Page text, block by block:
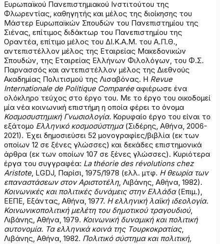
Ευρωπαϊκού Πανεπιστημιακού Ινστιτούτου της
Φλωρεντίας, καθηγητής και μέλος της διοίκησης του
Μάστερ Ευρωπαϊκών Σπουδών του Πανεπιστημίου της
Σιένας, επίτιμος διδάκτωρ του Πανεπιστημίου της
Οραντέα, επίτιμο μέλος του ΔΙ.Κ.Α.Μ. του Α.Π.Θ.,
αντεπιστέλλον μέλος της Εταιρείας Μακεδονικών
Σπουδών, της Εταιρείας Ελλήνων Φιλολόγων, του Φ.Σ.
Παρνασσός και αντεπιστέλλον μέλος της Διεθνούς
Ακαδημίας Πολιτισμού της Λισαβόνας. Η Revue
Internationale de Politique Comparéeαφιέρωσε ένα
ολόκληρο τεύχος στο έργο του. Με το έργο του οικοδομεί
μία νέα κοινωνική επιστήμη η οποία φέρει το όνομα
Κοσμοσυστημική Γνωσιολογία. Κορυφαίο έργο του είναι το
εξάτομο Ελληνικό κοσμοσύστημα (Σιδέρης, Αθήνα, 2006-
2021). Έχει δημοσιεύσει 52 μονογραφίες/βιβλία (εκ των
οποίων 12 σε ξένες γλώσσες) και δεκάδες επιστημονικά
άρθρα (εκ των οποίων 107 σε ξένες γλώσσες). Κυριότερα
έργα του συγγραφέα: La théorie des révolutions chez
Aristote, LGDJ, Παρίσι, 1975/1978 (ελλ. μτφ. Η θεωρία των
επαναστάσεων στον Αριστοτέλη, Λιβάνης, Αθήνα, 1982).
Κοινωνικές και πολιτικές δυνάμεις στην Ελλάδα(Επιμ.),
ΕΕΠΕ, Εξάντας, Αθήνα, 1977. Η ελληνική λαϊκή ιδεολογία.
Κοινωνικοπολιτική μελέτη του δημοτικού τραγουδιού,
Λιβάνης, Αθήνα, 1979. Κοινωνική δυναμική και πολιτική
αυτονομία. Τα ελληνικά κοινά της Τουρκοκρατίας,
Λιβάνης, Αθήνα, 1982. Πολιτικό σύστημα και πολιτική,